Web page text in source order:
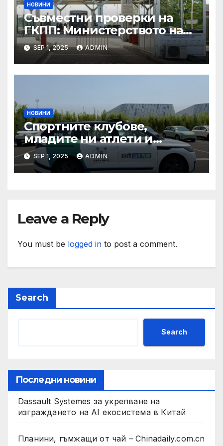
НОВИНИ
Съвместни проверки на
ГКПП: Министерството на
туризма и контролните
органи откриха нарушения
при пътувания
SEP 1, 2025 ADMIN
НОВИНИ
Спортните клубове,
младите ни атлети и
техните треньори имат
нужда от нашата подкрепа
и ние ще им я осигурим
SEP 1, 2025 ADMIN
Leave a Reply
You must be logged in to post a comment.
Search
Search
Последни новини
Dassault Systemes за укрепване на
изграждането на AI екосистема в Китай
Планини, гъмжащи от чай – Chinadaily.com.cn